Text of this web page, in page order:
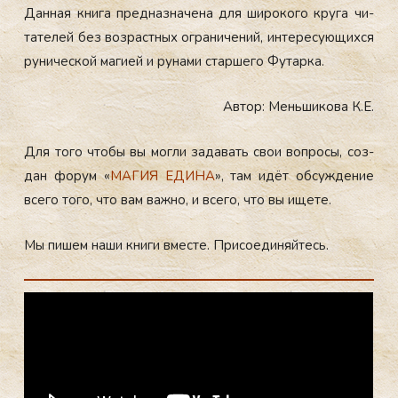
Дан­ная кни­га пред­назна­чена для ши­роко­го кру­га чи­
тате­лей без воз­рас­тных ог­ра­ниче­ний, ин­те­ресу­ющих­ся
ру­ничес­кой ма­ги­ей и ру­нами стар­ше­го Фу­тар­ка.
Автор: Меньшикова К.Е.
Для то­го что­бы вы мог­ли за­да­вать свои воп­ро­сы, соз­
дан фо­рум «МА­ГИЯ ЕДИ­НА», там идёт об­суж­де­ние
все­го то­го, что вам важ­но, и все­го, что вы ище­те.
Мы пи­шем на­ши кни­ги вмес­те. При­со­еди­няй­тесь.
DearFlip: Loading PDF
100% ...